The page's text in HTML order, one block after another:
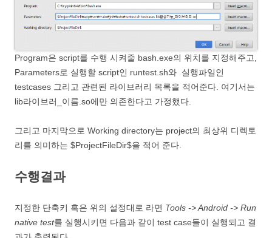
Program은 script를 수행 시켜줄 bash.exe의 위치를 지정해주고,
Parameters로 실행할 script인 runtest.sh와 실행파일인
testcases 그리고 관련된 라이브러리 목록을 적어준다. 여기서는
lib라이브러_이름.so에만 의존한다고 가정했다.
그리고 마지막으로 Working directory는 project의 최상위 디렉토
리를 의미하는 $ProjectFileDir$을 적어 준다.
수행결과
지정한 단축키 혹은 위의 설정대로 라면 Tools -> Android -> Run
native test를 실행시키면 다음과 같이 test case들이 실행되고 결